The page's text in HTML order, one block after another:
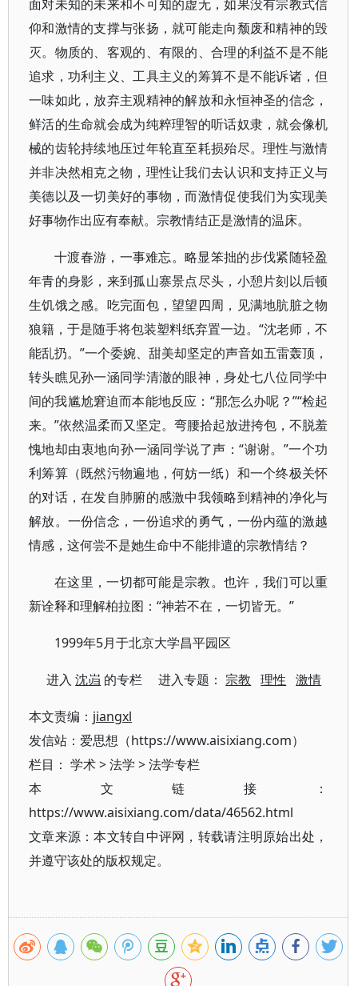
面对未知的未来和不可知的虚无，如果没有宗教式信
仰和激情的支撑与张扬，就可能走向颓废和精神的毁
灭。物质的、客观的、有限的、合理的利益不是不能
追求，功利主义、工具主义的筹算不是不能诉诸，但
一味如此，放弃主观精神的解放和永恒神圣的信念，
鲜活的生命就会成为纯粹理智的听话奴隶，就会像机
械的齿轮持续地压过年轮直至耗损殆尽。理性与激情
并非决然相克之物，理性让我们去认识和支持正义与
美德以及一切美好的事物，而激情促使我们为实现美
好事物作出应有奉献。宗教情结正是激情的温床。
十渡春游，一事难忘。略显笨拙的步伐紧随轻盈
年青的身影，来到孤山寨景点尽头，小憩片刻以后顿
生饥饿之感。吃完面包，望望四周，见满地肮脏之物
狼籍，于是随手将包装塑料纸弃置一边。“沈老师，不
能乱扔。”一个委婉、甜美却坚定的声音如五雷轰顶，
转头瞧见孙一涵同学清澈的眼神，身处七八位同学中
间的我尴尬窘迫而本能地反应：“那怎么办呢？”“检起
来。”依然温柔而又坚定。弯腰拾起放进挎包，不脱羞
愧地却由衷地向孙一涵同学说了声：“谢谢。”一个功
利筹算（既然污物遍地，何妨一纸）和一个终极关怀
的对话，在发自肺腑的感激中我领略到精神的净化与
解放。一份信念，一份追求的勇气，一份内蕴的激越
情感，这何尝不是她生命中不能排遣的宗教情结？
在这里，一切都可能是宗教。也许，我们可以重
新诠释和理解柏拉图：“神若不在，一切皆无。”
1999年5月于北京大学昌平园区
进入沈岿 的专栏 进入专题：宗教 理性 激情
本文责编： jiangxl
发信站：爱思想（https://www.aisixiang.com）
栏目： 学术>法学 >法学专栏
本文链接：
https://www.aisixiang.com/data/46562.html
文章来源：本文转自中评网，转载请注明原始出处，
并遵守该处的版权规定。